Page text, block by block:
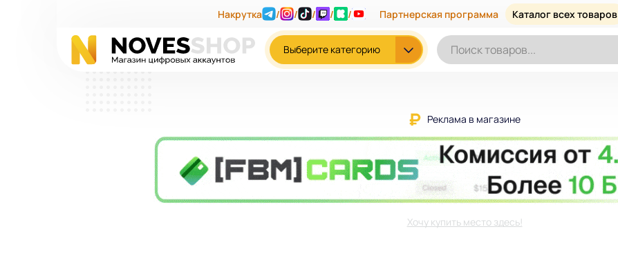
Накрутка / / / / / Партнерская программа Каталог всех товаров
Выберите категорию
Реклама в магазине
Хочу купить место здесь!